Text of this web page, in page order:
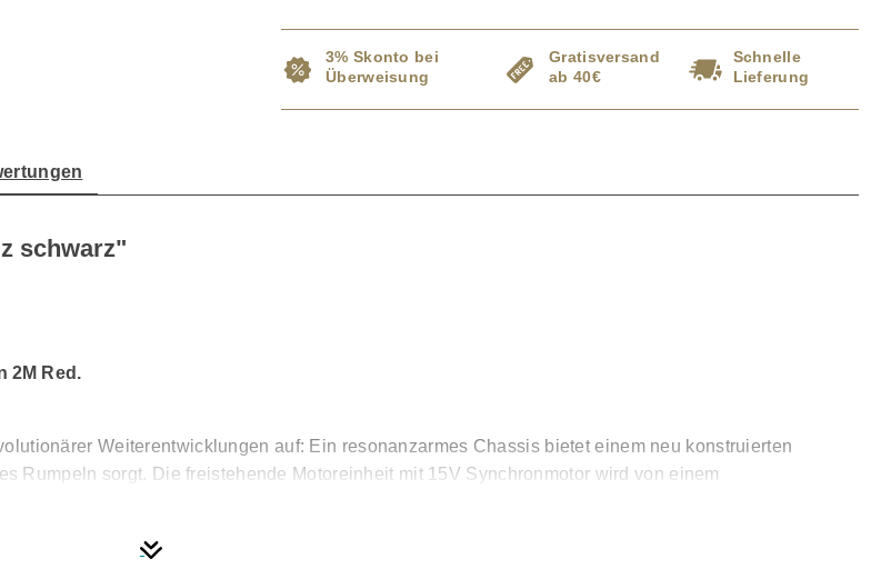
3% Skonto bei
Überweisung
Gratisversand
ab 40€
Schnelle
Lieferung
schwarz"
2M Red.
Weiterentwicklungen auf: Ein resonanzarmes Chassis bietet einem neu konstruierten
Rumpeln sorgt. Die freistehende Motoreinheit mit 15V Synchronmotor wird von einem
unter 100bar Hochdruck überragende Rigidität, höchste innere Dämpfung und